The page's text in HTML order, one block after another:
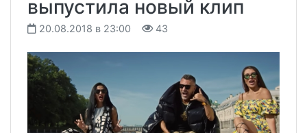
выпустила новый клип
20.08.2018 в 23:00 43